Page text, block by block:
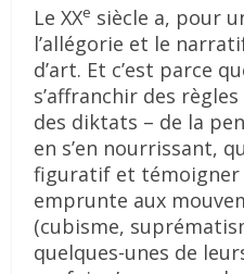
Le XXe siècle a, pour
l’allégorie et le
d’art. Et c’est parce
s’affranchir des
des diktats – de la
en s’en nourrissant,
figuratif et témoigner
emprunte aux
(cubisme,
quelques-unes de